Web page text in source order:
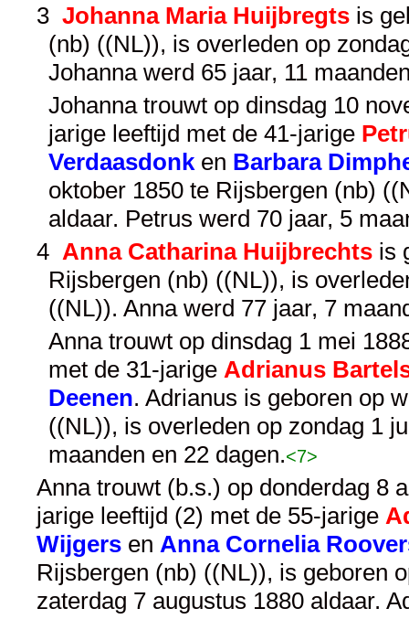
3 Johanna Maria Huijbregts is
(nb) ((NL)), is overleden op
Johanna werd 65 jaar, 11
Johanna trouwt op dinsdag 10
jarige leeftijd met de 41-jarige
Verdaasdonken Barbara
oktober 1850 te Rijsbergen (nb)
aldaar. Petrus werd 70 jaar, 5
4 Anna Catharina Huijbrechts is
Rijsbergen (nb) ((NL)), is
((NL)). Anna werd 77 jaar, 7
Anna trouwt op dinsdag 1 mei
met de 31-jarige Adrianus
Deenen. Adrianus is geboren op
((NL)), is overleden op zondag 1
maanden en 22 dagen.<7>
Anna trouwt (b.s.) op donderdag 8
jarige leeftijd (2) met de 55-jarige
Wijgers en Anna Cornelia
Rijsbergen (nb) ((NL)), is geboren
zaterdag 7 augustus 1880 aldaar.